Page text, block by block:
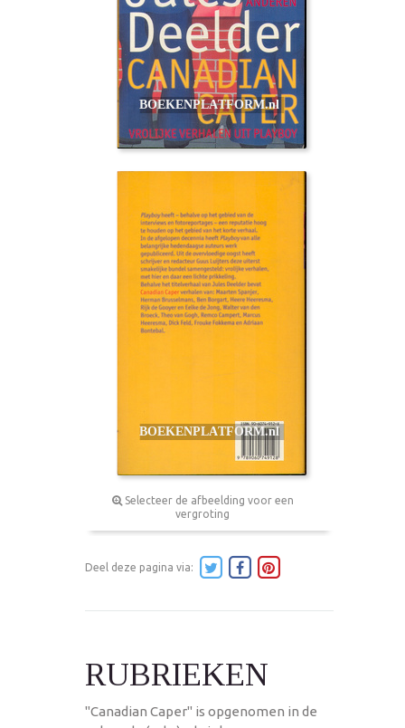
Selecteer de afbeelding voor een
vergroting
Deel deze pagina via:
RUBRIEKEN
"Canadian Caper" is opgenomen in de